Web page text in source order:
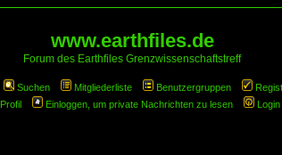
www.earthfiles.de
Forum des Earthfiles Grenzwissenschaftstreff
Suchen Mitgliederliste Benutzergruppen
Profil
Einloggen, um private Nachrichten zu lesen Login